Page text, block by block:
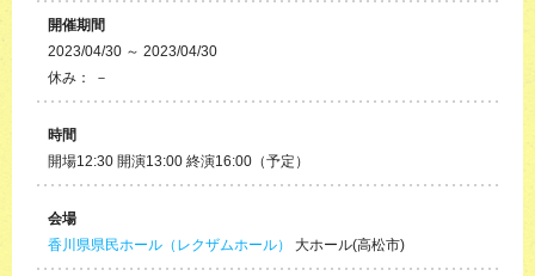
開催期間
2023/04/30 ～ 2023/04/30
休み： －
時間
開場12:30 開演13:00 終演16:00（予定）
会場
香川県県民ホール（レクザムホール）
大ホール(高松市)